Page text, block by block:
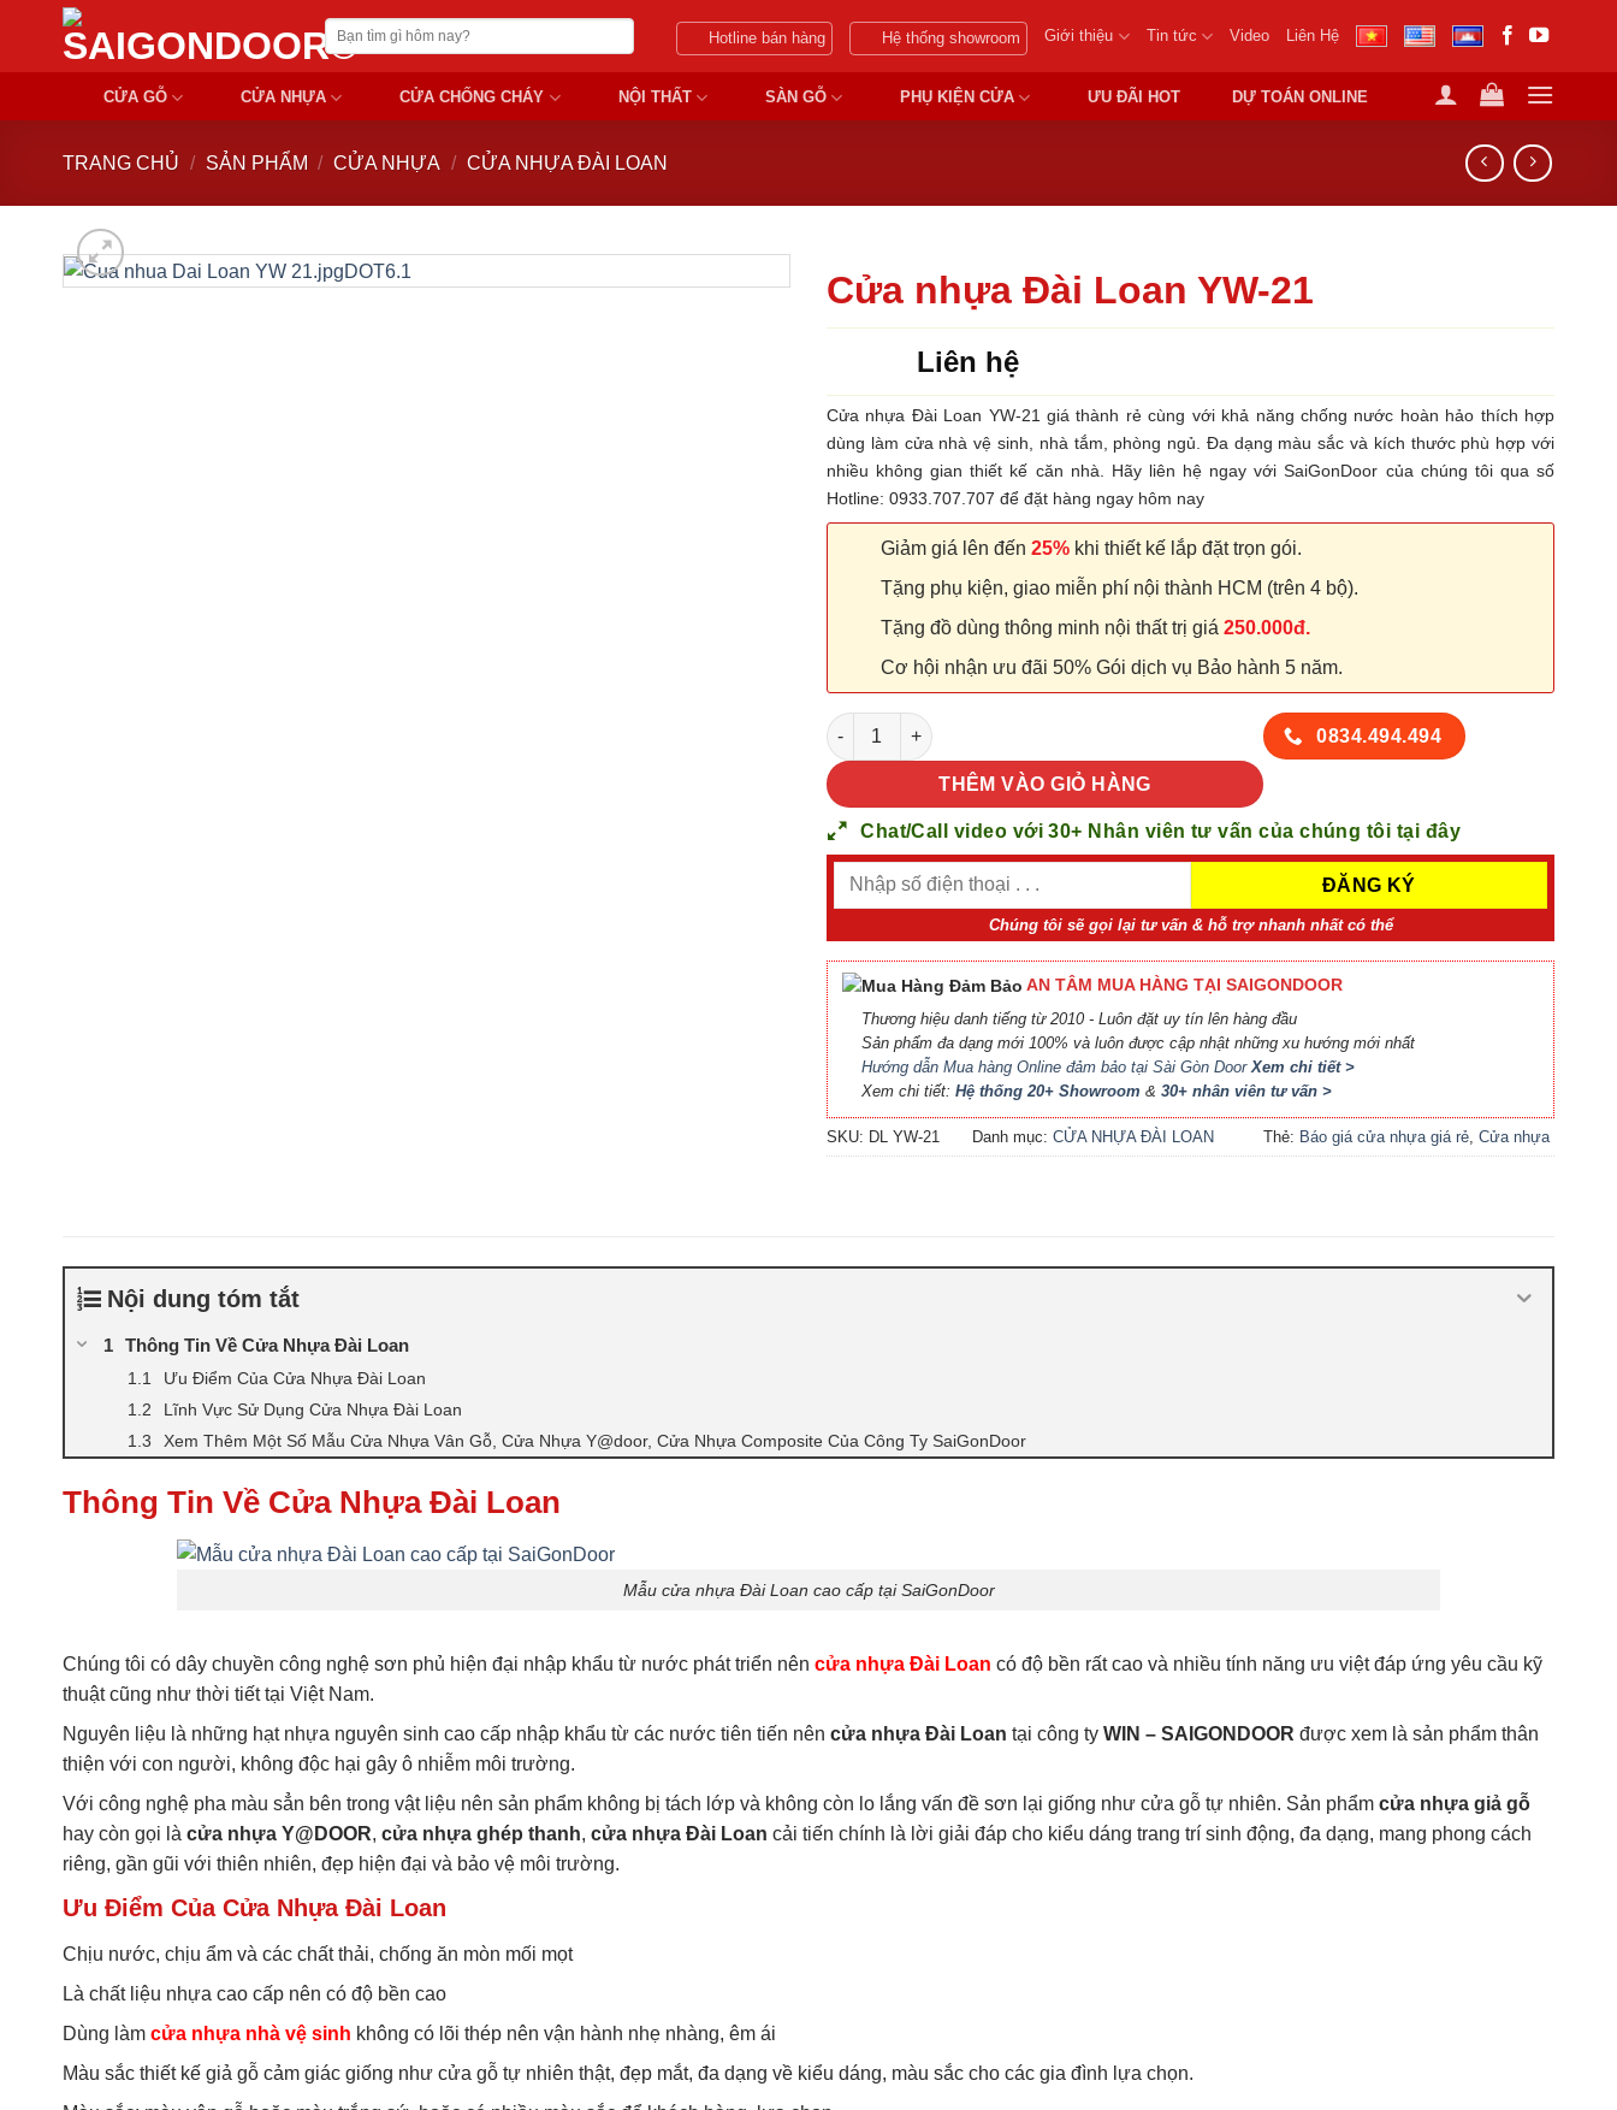
Chuyển
nội
Tìm
kiếm:
Hotline bán hàng Hệ thống showroom Giới thiệu Tin tức Video Liên Hệ
CỬA GỖ CỬA NHỰA CỬA CHỐNG CHÁY NỘI THẤT SÀN GỖ PHỤ KIỆN CỬA ƯU ĐÃI HOT DỰ TOÁN ONLINE
TRANG CHỦ / SẢN PHẨM / CỬA NHỰA / CỬA NHỰA ĐÀI LOAN
Cửa nhựa Đài Loan YW-21
Liên hệ
Cửa nhựa Đài Loan YW-21 giá thành rẻ cùng với khả năng chống nước hoàn hảo thích hợp
dùng làm cửa nhà vệ sinh, nhà tắm, phòng ngủ. Đa dạng màu sắc và kích thước phù hợp với
nhiều không gian thiết kế căn nhà. Hãy liên hệ ngay với SaiGonDoor của chúng tôi qua số
Hotline: 0933.707.707 để đặt hàng ngay hôm nay
Giảm giá lên đến 25% khi thiết kế lắp đặt trọn gói.
Tặng phụ kiện, giao miễn phí nội thành HCM (trên 4 bộ).
Tặng đồ dùng thông minh nội thất trị giá 250.000đ.
Cơ hội nhận ưu đãi 50% Gói dịch vụ Bảo hành 5 năm.
Cửa nhựa Đài Loan YW-21 số lượng
THÊM VÀO GIỎ HÀNG
0834.494.494
Chat/Call video với 30+ Nhân viên tư vấn của chúng tôi tại đây
Chúng tôi sẽ gọi lại tư vấn & hỗ trợ nhanh nhất có thể
AN TÂM MUA HÀNG TẠI SAIGONDOOR
Thương hiệu danh tiếng từ 2010 - Luôn đặt uy tín lên hàng đầu
Sản phẩm đa dạng mới 100% và luôn được cập nhật những xu hướng mới nhất
Hướng dẫn Mua hàng Online đảm bảo tại Sài Gòn DoorXem chi tiết >
Xem chi tiết: Hệ thống 20+ Showroom & 30+ nhân viên tư vấn >
SKU: DL YW-21 Danh mục: CỬA NHỰA ĐÀI LOAN Thẻ: Báo giá cửa nhựa giá rẻ Cửa nhựa
Đài Loan HCM,Cửa nhựa đúc Đài Loan,
Nội dung tóm tắt
Thông Tin Về Cửa Nhựa Đài Loan
Ưu Điểm Của Cửa Nhựa Đài Loan
Lĩnh Vực Sử Dụng Cửa Nhựa Đài Loan
Xem Thêm Một Số Mẫu Cửa Nhựa Vân Gỗ, Cửa Nhựa Y@door, Cửa Nhựa Composite Của Công Ty SaiGonDoor
Thông Tin Về Cửa Nhựa Đài Loan
Mẫu cửa nhựa Đài Loan cao cấp tại SaiGonDoor
Chúng tôi có dây chuyền công nghệ sơn phủ hiện đại nhập khẩu từ nước phát triển nên cửa nhựa Đài Loan có độ bền rất cao và nhiều tính năng ưu việt đáp ứng yêu cầu kỹ
thuật cũng như thời tiết tại Việt Nam.
Nguyên liệu là những hạt nhựa nguyên sinh cao cấp nhập khẩu từ các nước tiên tiến nên cửa nhựa Đài Loan tại công ty WIN – SAIGONDOOR được xem là sản phẩm thân
thiện với con người, không độc hại gây ô nhiễm môi trường.
Với công nghệ pha màu sẳn bên trong vật liệu nên sản phẩm không bị tách lớp và không còn lo lắng vấn đề sơn lại giống như cửa gỗ tự nhiên. Sản phẩm cửa nhựa giả gỗ
hay còn gọi là cửa nhựa Y@DOOR, cửa nhựa ghép thanh, cửa nhựa Đài Loan cải tiến chính là lời giải đáp cho kiểu dáng trang trí sinh động, đa dạng, mang phong cách
riêng, gần gũi với thiên nhiên, đẹp hiện đại và bảo vệ môi trường.
Ưu Điểm Của Cửa Nhựa Đài Loan
Chịu nước, chịu ẩm và các chất thải, chống ăn mòn mối mọt
Là chất liệu nhựa cao cấp nên có độ bền cao
Dùng làm cửa nhựa nhà vệ sinh không có lõi thép nên vận hành nhẹ nhàng, êm ái
Màu sắc thiết kế giả gỗ cảm giác giống như cửa gỗ tự nhiên thật, đẹp mắt, đa dạng về kiểu dáng, màu sắc cho các gia đình lựa chọn.